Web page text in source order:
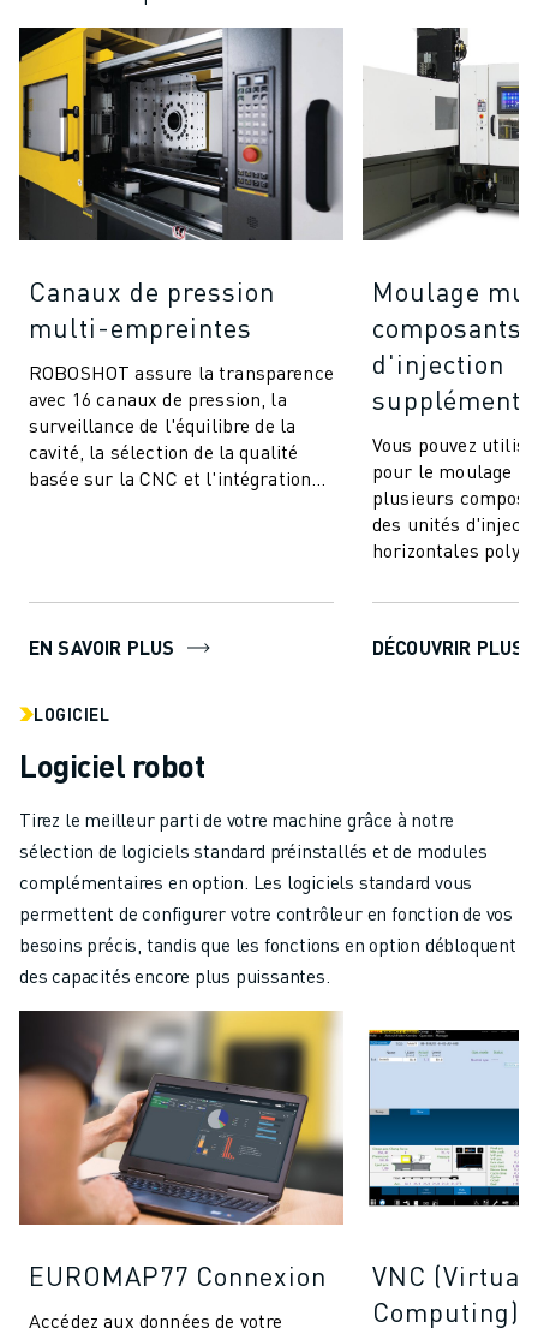
Canaux de pression
multi-empreintes
ROBOSHOT assure la transparence
avec 16 canaux de pression, la
surveillance de l'équilibre de la
cavité, la sélection de la qualité
basée sur la CNC et l'intégration
EN SAVOIR PLUS
Moulage
composants
d'injection
Vous pouvez
pour le moulage
plusieurs
des unités
horizontales
DÉCOUVRIR PLUS
LOGICIEL
Logiciel robot
Tirez le meilleur parti de votre machine grâce à notre
sélection de logiciels standard préinstallés et de modules
complémentaires en option. Les logiciels standard vous
permettent de configurer votre contrôleur en fonction de vos
besoins précis, tandis que les fonctions en option débloquent
des capacités encore plus puissantes.
EUROMAP77 Connexion
Accédez aux données de votre
VNC
Computing)